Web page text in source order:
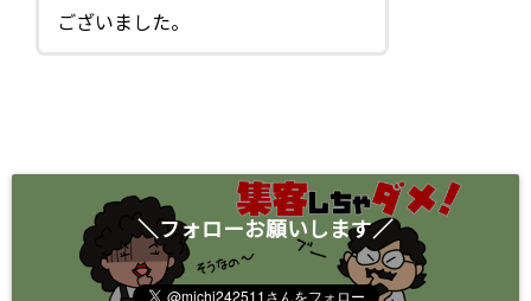
ございました。
＼フォローお願いします／